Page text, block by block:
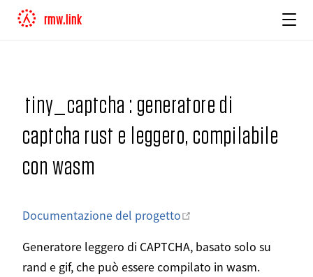
rmw.link
tiny_captcha : generatore di
captcha rust e leggero, compilabile
con wasm
Documentazione del progetto
Generatore leggero di CAPTCHA, basato solo su
rand e gif, che può essere compilato in wasm.